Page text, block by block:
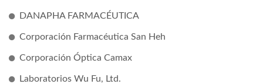
DANAPHA FARMACÉUTICA
Corporación Farmacéutica San Heh
Corporación Óptica Camax
Laboratorios Wu Fu, Ltd.